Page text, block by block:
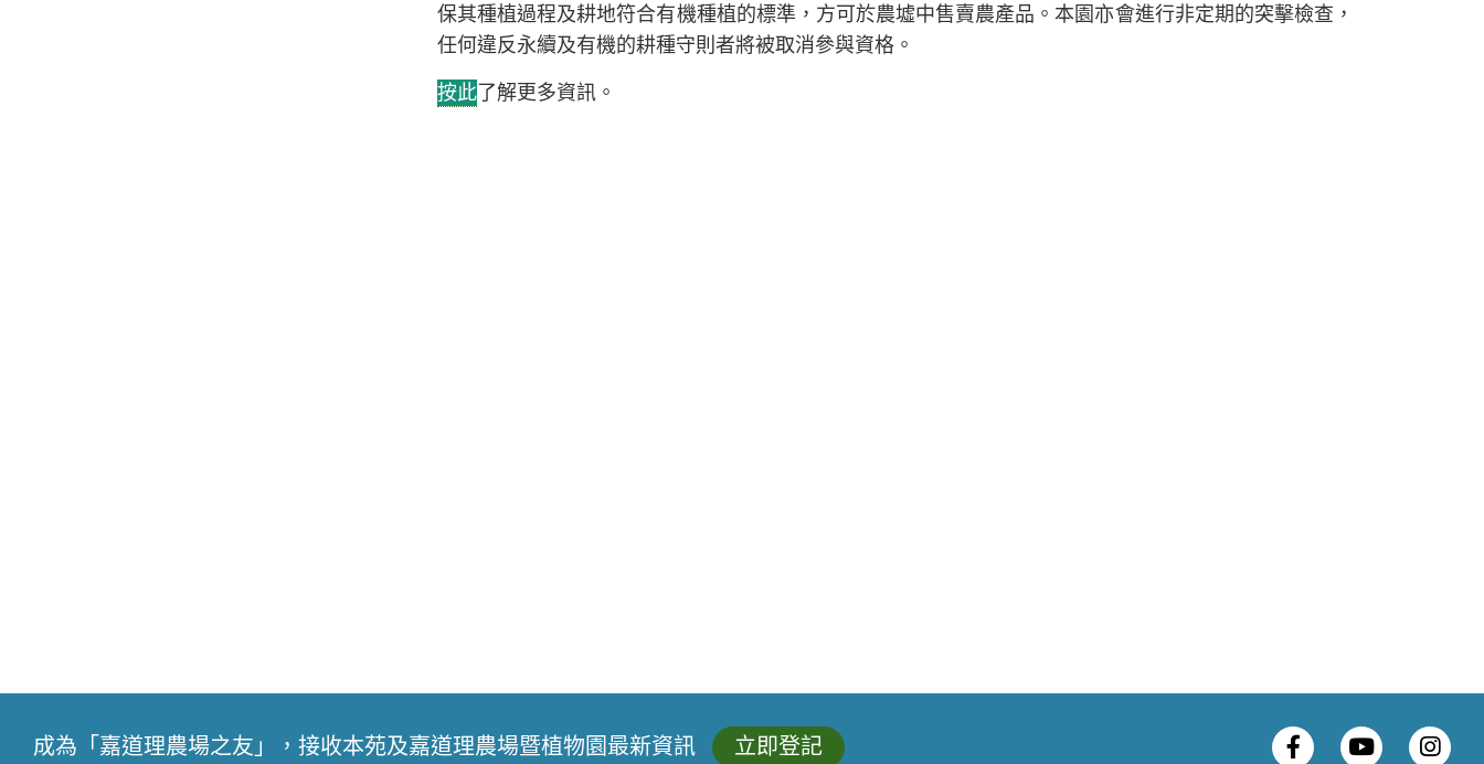
保其種植過程及耕地符合有機種植的標準，方可於農墟中售賣農產品。本園亦會進行非定期的突擊檢查，
任何違反永續及有機的耕種守則者將被取消參與資格。
按此了解更多資訊。
成為「嘉道理農場之友」，接收本苑及嘉道理農場暨植物園最新資訊 立即登記